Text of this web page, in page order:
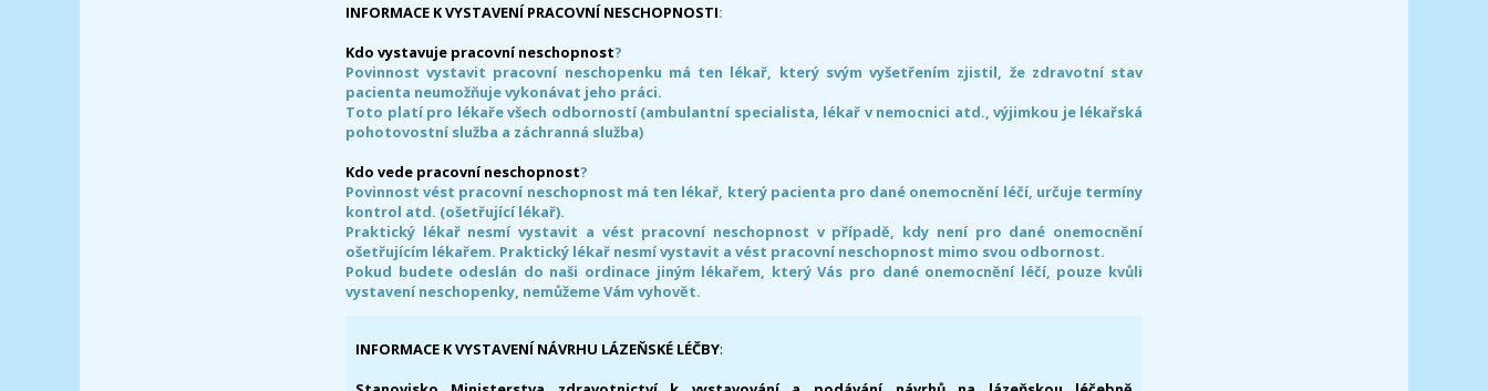
INFORMACE K VYSTAVENÍ PRACOVNÍ NESCHOPNOSTI:
Kdo vystavuje pracovní neschopnost?
Povinnost vystavit pracovní neschopenku má ten lékař, který svým vyšetřením zjistil, že zdravotní stav
pacienta neumožňuje vykonávat jeho práci.
Toto platí pro lékaře všech odborností (ambulantní specialista, lékař v nemocnici atd., výjimkou je lékařská
pohotovostní služba a záchranná služba)
Kdo vede pracovní neschopnost?
Povinnost vést pracovní neschopnost má ten lékař, který pacienta pro dané onemocnění léčí, určuje termíny
kontrol atd. (ošetřující lékař).
Praktický lékař nesmí vystavit a vést pracovní neschopnost v případě, kdy není pro dané onemocnění
ošetřujícím lékařem. Praktický lékař nesmí vystavit a vést pracovní neschopnost mimo svou odbornost.
Pokud budete odeslán do naši ordinace jiným lékařem, který Vás pro dané onemocnění léčí, pouze kvůli
vystavení neschopenky, nemůžeme Vám vyhovět.
INFORMACE K VYSTAVENÍ NÁVRHU LÁZEŇSKÉ LÉČBY: